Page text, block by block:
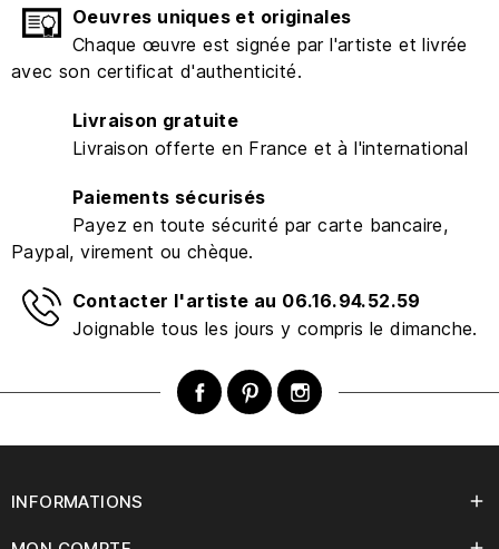
Oeuvres uniques et originales
Chaque œuvre est signée par l'artiste et livrée
avec son certificat d'authenticité.
Livraison gratuite
Livraison offerte en France et à l'international
Paiements sécurisés
Payez en toute sécurité par carte bancaire,
Paypal, virement ou chèque.
Contacter l'artiste au 06.16.94.52.59
Joignable tous les jours y compris le dimanche.
Facebook
PinterestInstagram
INFORMATIONS 